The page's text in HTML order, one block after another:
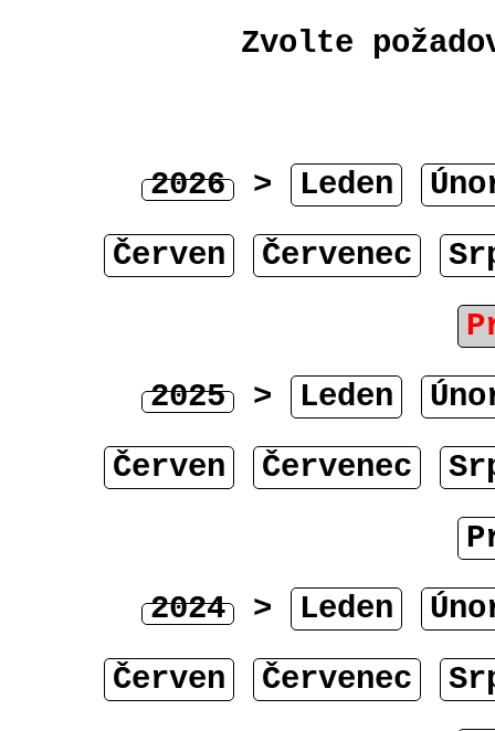
Zvolte
2026 > Leden
Červen
Červenec
2025 > Leden
Červen
Červenec
2024 > Leden
Červen
Červenec